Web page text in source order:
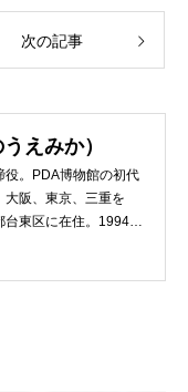
次の記事
えみか）
役。PDA博物館の初代
阪、東京、三重を
台東区に在住。1994年
をきかっけに、フリ